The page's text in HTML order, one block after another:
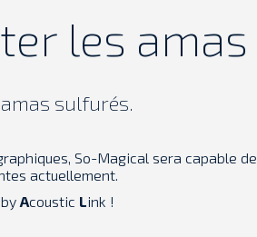
les
sulfurés.
So-Magical sera capable
actuellement.
Acoustic Link !